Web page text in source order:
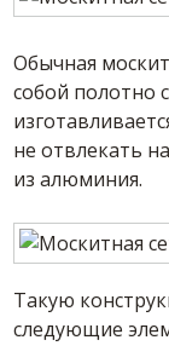
Обычная
собой полотно
не отвлекать
из алюминия.
Такую
следующие